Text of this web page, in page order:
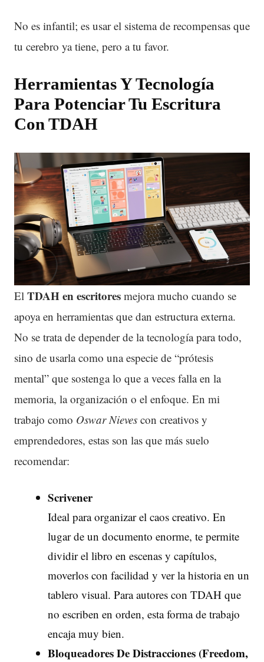
No es infantil; es usar el sistema de recompensas que
tu cerebro ya tiene, pero a tu favor.
Herramientas Y Tecnología
Para Potenciar Tu Escritura
Con TDAH
El TDAH en escritores mejora mucho cuando se
apoya en herramientas que dan estructura externa.
No se trata de depender de la tecnología para todo,
sino de usarla como una especie de “prótesis
mental” que sostenga lo que a veces falla en la
memoria, la organización o el enfoque. En mi
trabajo como Oswar Nieves con creativos y
emprendedores, estas son las que más suelo
recomendar:
Scrivener
Ideal para organizar el caos creativo. En
lugar de un documento enorme, te permite
dividir el libro en escenas y capítulos,
moverlos con facilidad y ver la historia en un
tablero visual. Para autores con TDAH que
no escriben en orden, esta forma de trabajo
encaja muy bien.
Bloqueadores De Distracciones (Freedom,